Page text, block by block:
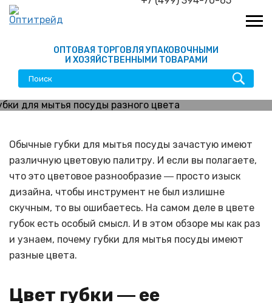
ОПТОВАЯ ТОРГОВЛЯ УПАКОВОЧНЫМИ
И ХОЗЯЙСТВЕННЫМИ ТОВАРАМИ
посуды разного цвета
Обычные губки для мытья посуды зачастую имеют
различную цветовую палитру. И если вы полагаете,
что это цветовое разнообразие ― просто изыск
дизайна, чтобы инструмент не был излишне
скучным, то вы ошибаетесь. На самом деле в цвете
губок есть особый смысл. И в этом обзоре мы как раз
и узнаем, почему губки для мытья посуды имеют
разные цвета.
Цвет губки ― ее